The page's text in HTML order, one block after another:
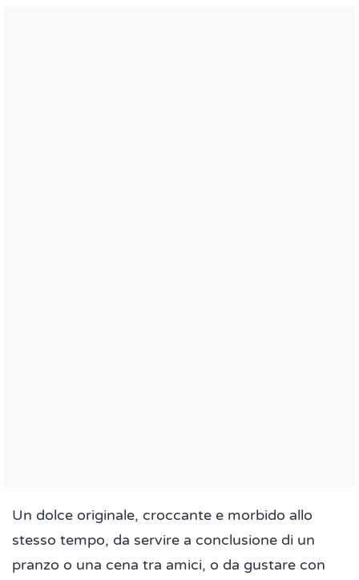
Un dolce originale, croccante e morbido allo
stesso tempo, da servire a conclusione di un
pranzo o una cena tra amici, o da gustare con